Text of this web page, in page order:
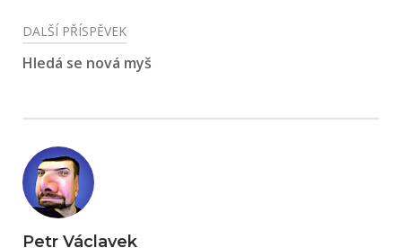
DALŠÍ PŘÍSPĚVEK
Hledá se nová myš
Petr Václavek